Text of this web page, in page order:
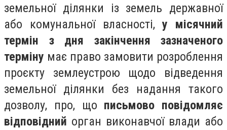
земельної ділянки із земель державної
або комунальної власності,у місячний
термін з дня закінчення зазначеного
терміну має право замовити розроблення
проєкту землеустрою щодо відведення
земельної ділянки без надання такого
дозволу, про, що письмово повідомляє
відповідний орган виконавчої влади або